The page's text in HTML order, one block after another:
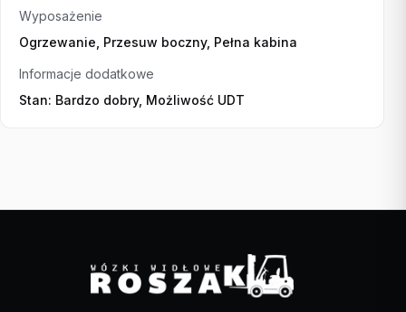
Wyposażenie
Ogrzewanie, Przesuw boczny, Pełna kabina
Informacje dodatkowe
Stan: Bardzo dobry, Możliwość UDT